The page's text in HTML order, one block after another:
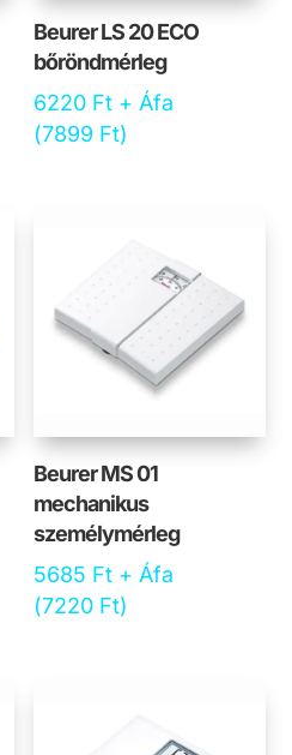
Beurer LS 20 ECO
bőröndmérleg
6220 Ft + Áfa
(7899 Ft)
Beurer MS 01
mechanikus
személymérleg
5685 Ft + Áfa
(7220 Ft)